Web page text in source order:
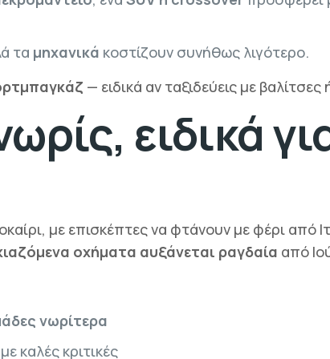
τα μηχανικά κοστίζουν συνήθως λιγότερο.
— ειδικά αν ταξιδεύεις με
ειδικά
με επισκέπτες να φτάνουν με φέρι από
οχήματα αυξάνεται ραγδαία από
νωρίτερα
καλές κριτικές